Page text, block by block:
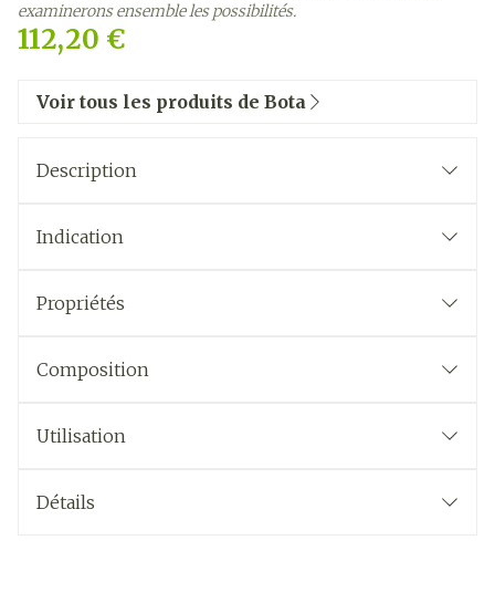
112,20 €
examinerons ensemble les possibilités.
Voir tous les produits de Bota
Description
Indication
Propriétés
Composition
Utilisation
Détails